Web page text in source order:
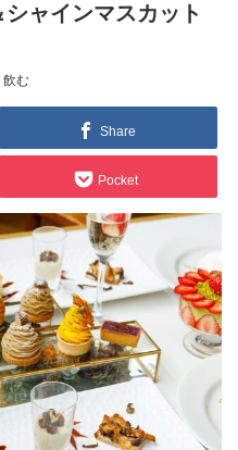
ャインマスカット
飲む
Share
Pocket